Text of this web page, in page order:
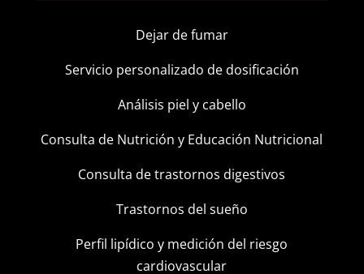
Dejar de fumar
Servicio personalizado de dosificación
Análisis piel y cabello
Consulta de Nutrición y Educación Nutricional
Consulta de trastornos digestivos
Trastornos del sueño
Perfil lipídico y medición del riesgo
cardiovascular